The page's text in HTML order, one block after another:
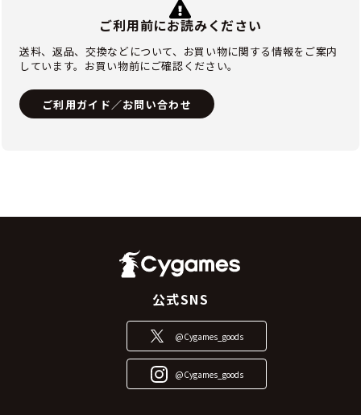
ご利用前にお読みください
送料、返品、交換などについて、お買い物に関する情報をご案内
しています。お買い物前にご確認ください。
ご利用ガイド／お問い合わせ
公式SNS
@Cygames_goods
@Cygames_goods